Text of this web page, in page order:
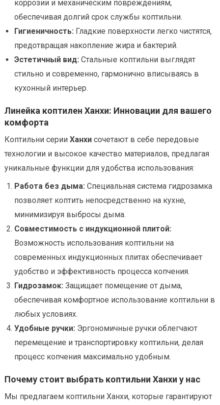
коррозии и механическим повреждениям,
обеспечивая долгий срок службы коптильни.
Гигиеничность: Гладкие поверхности легко чистятся,
предотвращая накопление жира и бактерий.
Эстетичный вид: Стальные коптильни выглядят
стильно и современно, гармонично вписываясь в
кухонный интерьер.
Линейка коптилен Ханхи: Инновации для вашего
комфорта
Коптильни серии Ханхи сочетают в себе передовые
технологии и высокое качество материалов, предлагая
уникальные функции для удобства использования:
Работа без дыма: Специальная система гидрозамка
позволяет коптить непосредственно на кухне,
минимизируя выбросы дыма.
Совместимость с индукционной плитой:
Возможность использования коптильни на
современных индукционных плитах обеспечивает
удобство и эффективность процесса копчения.
Гидрозамок: Защищает помещение от дыма,
обеспечивая комфортное использование коптильни в
любых условиях.
Удобные ручки: Эргономичные ручки облегчают
перемещение и транспортировку коптильни, делая
процесс копчения максимально удобным.
Почему стоит выбрать коптильни Ханхи у нас
Мы предлагаем коптильни Ханхи, которые гарантируют